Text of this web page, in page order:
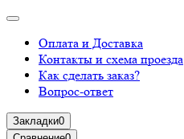
Оплата и Доставка
Контакты и схема проезда
Как сделать заказ?
Вопрос-ответ
Закладки0